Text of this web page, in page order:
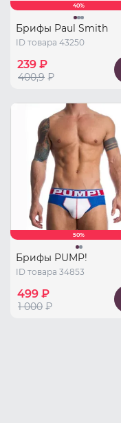
40%
Брифы Paul Smith
ID товара 43250
239 ₽
400,9 ₽
50%
Брифы PUMP!
ID товара 34853
499 ₽
1 000 ₽